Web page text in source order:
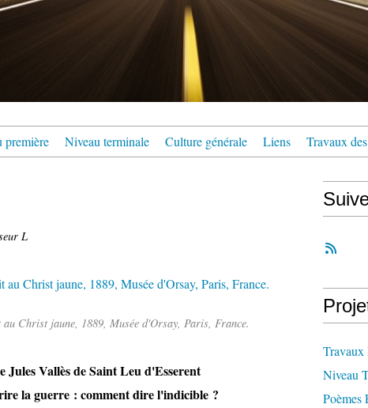
première Niveau terminale Culture générale Liens Travaux
L
Christ jaune, 1889, Musée d'Orsay, Paris, France.
Jules Vallès de Saint Leu d'Esserent
la guerre : comment dire l'indicible ?
Travaux
Niveau
Poèmes